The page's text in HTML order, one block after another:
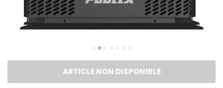
ARTICLE NON DISPONIBLE